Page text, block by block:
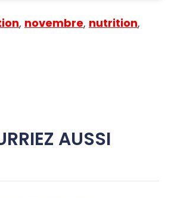
, novembre, nutrition,
AUSSI